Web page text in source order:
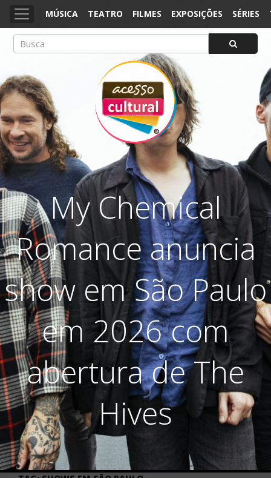
MÚSICA TEATRO FILMES EXPOSIÇÕES SÉRIES
ACESSO CULTURAL
Arte, Cultura Pop e Entretenimento
My Chemical
Romance anuncia
show em São Paulo
em 2026 com
abertura de The
Hives